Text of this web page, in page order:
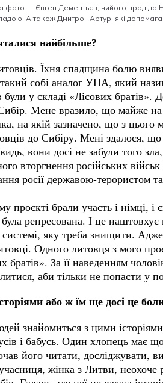
фото — Євген Дементьєв, чийого прадіда
А також Дмитро і Артур, які
найбільше?
Їхня спадщина болю
собі аналог УПА, який
у складі «Лісових братів».
Мене вразило, що майже на
на якій зазначено, що з цього
до Сибіру. Мені здалося,
вони досі не забули того
вторгнення російських
росії державою-терористом
брали участь і німці, і
репресована. І це
системі, яку треба знищити.
Одного литовця з мого
братів». За її наведенням
аби тільки не попасти у
або ж їм ще досі це
знайомиться з цими
і бабусь. Один хлопець має
його читати, досліджувати,
жінка з Литви, неохоче